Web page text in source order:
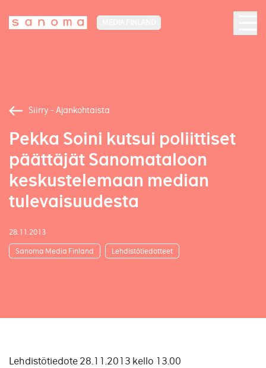
Siirry - Ajankohtaista
Pekka Soini kutsui poliittiset
päättäjät Sanomataloon
keskustelemaan median
tulevaisuudesta
28.11.2013
Sanoma Media Finland Lehdistötiedotteet
Lehdistötiedote 28.11.2013 kello 13.00